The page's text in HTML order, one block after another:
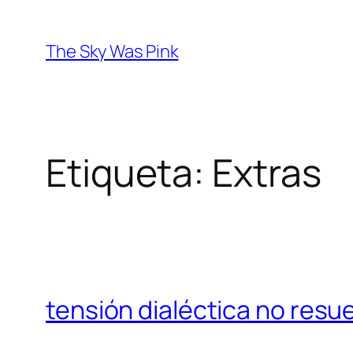
contenido
The Sky Was Pink
Etiqueta: Extras
tensión dialéctica no